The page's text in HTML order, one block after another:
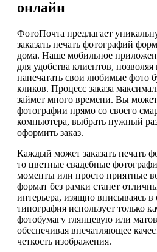
онлайн
ФотоПочта предлагает
заказать печать фотографий
дома. Наше мобильное
для удобства клиентов,
напечатать свои любимые фото
кликов. Процесс заказа
займет много времени. Вы
фотографии прямо со своего
компьютера, выбрать нужный
оформить заказ.
Каждый может заказать печать
то цветные свадебные
моменты или просто приятные
формат без рамки станет
интерьера, изящно вписываясь
типография использует только
фотобумагу глянцевую или
обеспечивая впечатляющее
четкость изображения.